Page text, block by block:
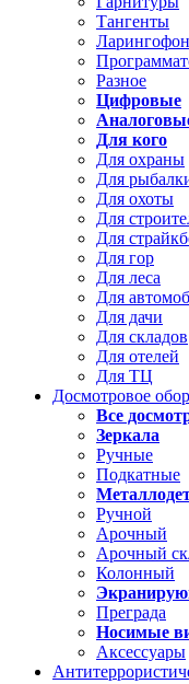
Тангенты
Разное
Цифровые
Для кого
Для охраны
Для
Для охоты
Для
Для
Для гор
Для леса
Для
Для дачи
Для складов
Для отелей
Для ТЦ
Досмотровое
Все
Зеркала
Ручные
Подкатные
Ручной
Арочный
Арочный
Колонный
Преграда
Носимые
Аксессуары